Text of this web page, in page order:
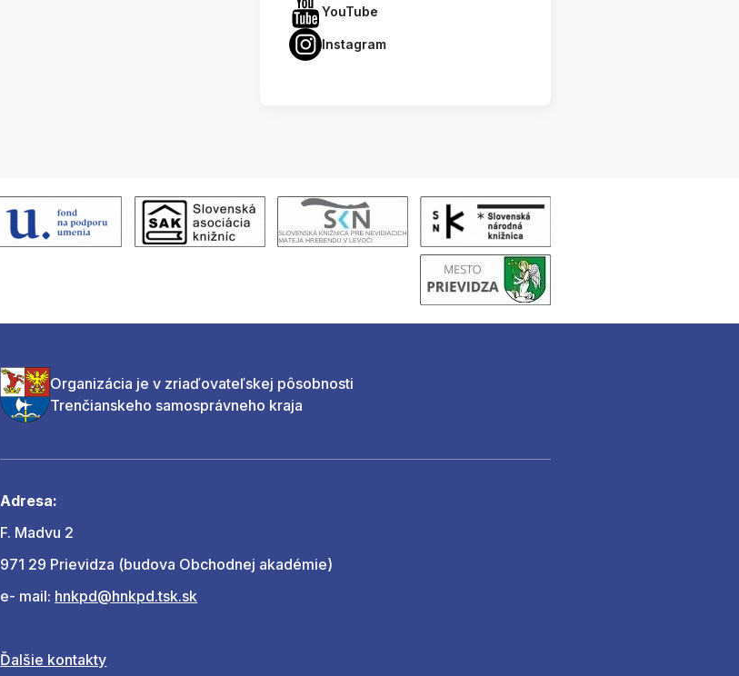
YouTube
Instagram
Organizácia je v zriaďovateľskej pôsobnosti
Trenčianskeho samosprávneho kraja
Adresa:
F. Madvu 2
971 29 Prievidza (budova Obchodnej akadémie)
e- mail: hnkpd@hnkpd.tsk.sk
Ďalšie kontakty